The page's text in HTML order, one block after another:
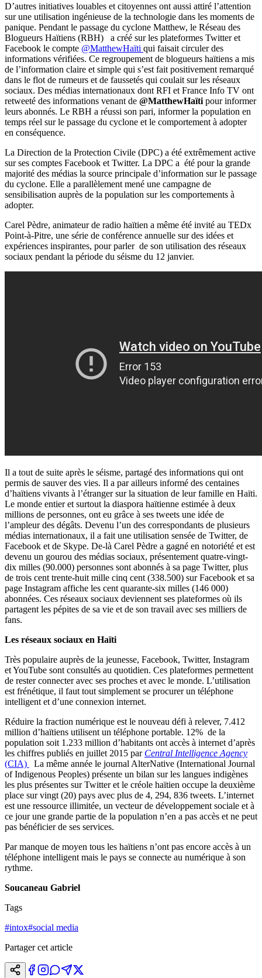
D’autres initiatives louables et citoyennes ont aussi attiré l’attention
sur une utilisation ingénieuse de la technologie dans les moments de
panique. Pendant le passage du cyclone Matthew, le Réseau des
Blogueurs Haïtiens (RBH) a créé sur les plateformes Twitter et
Facebook le compte @MatthewHaïti qui faisait circuler des
informations vérifiées. Ce regroupement de blogueurs haïtiens a mis
de l’information claire et simple qui s’est fait positivement remarqué
dans le flot de rumeurs et de faussetés qui coulait sur les réseaux
sociaux. Des médias internationaux dont RFI et France Info TV ont
retweeté des informations venant de @MatthewHaïti pour informer
leurs abonnés. Le RBH a réussi son pari, informer la population en
temps réel sur le passage du cyclone et le comportement à adopter
en conséquence.
La Direction de la Protection Civile (DPC) a été extrêmement active
sur ses comptes Facebook et Twitter. La DPC a été pour la grande
majorité des médias la source principale d’information sur le passage
du cyclone. Elle a parallèlement mené une campagne de
sensibilisation auprès de la population sur les comportements à
adopter.
Carel Pèdre, animateur de radio haïtien a même été invité au TEDx
Point-à-Pitre, une série de conférence annuelle sur des idées et
expériences inspirantes, pour parler de son utilisation des réseaux
sociaux pendant la période du séisme du 12 janvier.
Il a tout de suite après le séisme, partagé des informations qui ont
permis de sauver des vies. Il a par ailleurs informé des centaines
d’haïtiens vivants à l’étranger sur la situation de leur famille en Haïti.
Le monde entier et surtout la diaspora haïtienne estimée à deux
millions de personnes, ont eu grâce à ses tweets une idée de
l’ampleur des dégâts. Devenu l’un des correspondants de plusieurs
médias internationaux, il a fait une utilisation sensée de Twitter, de
Facebook et de Skype. De-là Carel Pèdre a gagné en notoriété et est
devenu un gourou des médias sociaux, présentement quatre-vingt-
dix milles (90.000) personnes sont abonnés à sa page Twitter, plus
de trois cent trente-huit mille cinq cent (338.500) sur Facebook et sa
page Instagram affiche les cent quarante-six milles (146 000)
abonnées. Ces réseaux sociaux deviennent ses plateformes où ils
partagent les pépites de sa vie et de son travail avec ses milliers de
fans.
Les réseaux sociaux en Haïti
Très populaire auprès de la jeunesse, Facebook, Twitter, Instagram
et YouTube sont consultés au quotidien. Ces plateformes permettent
de rester connecter avec ses proches et avec le monde. L’utilisation
est frénétique, il faut tout simplement se procurer un téléphone
intelligent et d’une connexion internet.
Réduire la fraction numérique est le nouveau défi à relever, 7.412
million d’haïtiens utilisent un téléphone portable. 12% de la
population soit 1.233 million d’habitants ont accès à internet d’après
les chiffres publiés en juillet 2015 par Central Intelligence Agency
(CIA)
La même année le journal AlterNative (International Journal
of Indigenous Peoples) présente un bilan sur les langues indigènes
les plus présentes sur Twitter et le créole haïtien occupe la deuxième
place sur vingt (20) pays avec plus de 4, 294, 836 tweets. L’internet
est une ressource illimitée, un vecteur de développement sociale et à
ce jour une grande partie de la population n’en a pas accès et ne peut
pas bénéficier de ses services.
Par manque de moyen tous les haïtiens n’ont pas encore accès à un
téléphone intelligent mais le pays se connecte au numérique à son
rythme.
Soucaneau Gabriel
Tags
#intox#social media
Partager cet article